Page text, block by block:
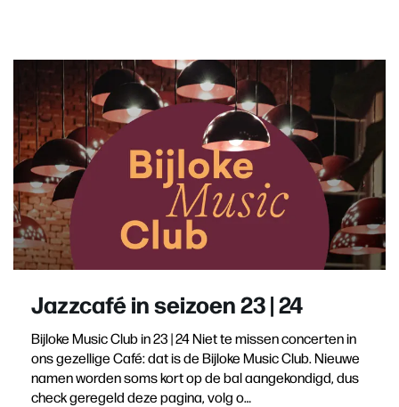
Jazzcafé in seizoen 23 | 24
Bijloke Music Club in 23 | 24 Niet te missen concerten in
ons gezellige Café: dat is de Bijloke Music Club. Nieuwe
namen worden soms kort op de bal aangekondigd, dus
check geregeld deze pagina, volg o…